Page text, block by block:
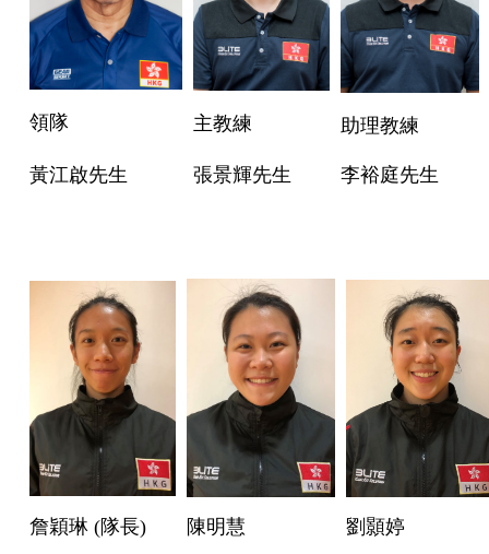
領隊 主教練 助理教練
黃江啟先生 張景輝先生 李裕庭先生
詹穎琳 (隊長) 陳明慧 劉顥婷